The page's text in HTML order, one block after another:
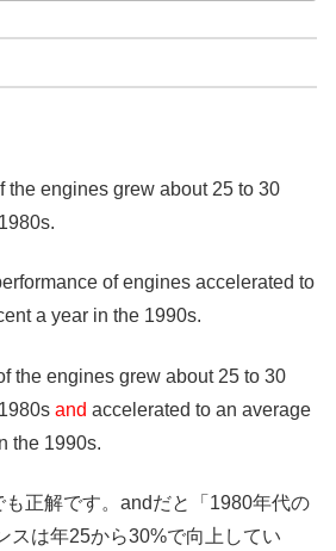
the engines grew about 25 to 30
of engines accelerated to
a year in the 1990s.
the engines grew about 25 to 30
and accelerated to an average
the 1990s.
正解です。andだと「1980年代の
スは年25から30%で向上してい